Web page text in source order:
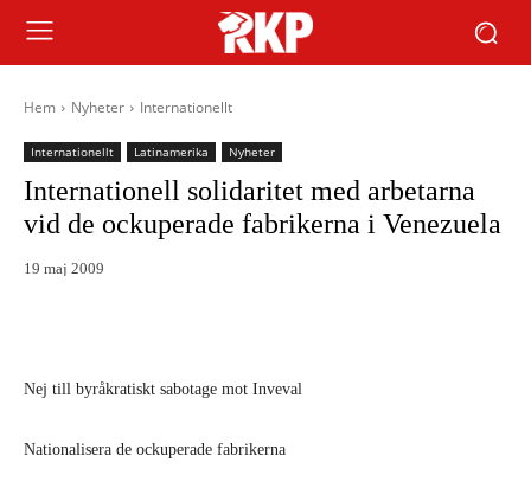
Hem Nyheter Internationellt
Internationellt Latinamerika Nyheter
Internationell solidaritet med arbetarna
vid de ockuperade fabrikerna i Venezuela
19 maj 2009
Nej till byråkratiskt sabotage mot Inveval
Nationalisera de ockuperade fabrikerna